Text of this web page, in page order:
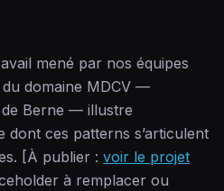
mené par nos équipes
domaine MDCV —
Berne — illustre
dont ces patterns s’articulent
[À publier : voir le projet
à remplacer ou